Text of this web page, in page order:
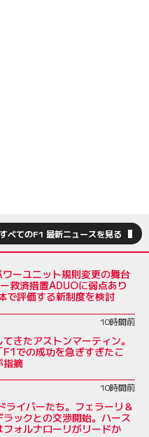
すべてのF1 最新ニュースを見る
ーユニット規則変更の舞台
救済措置ADUOに弱点あり
で評価する新制度を検討
10時間前
きたアストンマーティン。
での成功を急ぎすぎたこ
指摘
10時間前
ライバーたち。フェラーリ＆
ックとの交渉開始。ハース
ォルナローリがリードか